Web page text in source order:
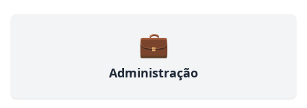
💼
Administração